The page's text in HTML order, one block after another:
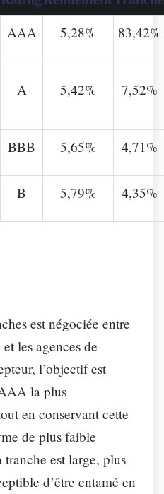
AAA 5,28% 83,42%
A 5,42% 7,52%
BBB 5,65% 4,71%
B 5,79% 4,35%
est négociée entre
les agences de
l’objectif est
la plus
en conservant cette
de plus faible
est large, plus
d’être entamé en